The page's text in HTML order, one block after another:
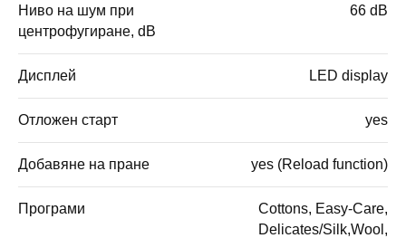
Ниво на шум при
центрофугиране, dB
66 dB
Дисплей LED display
Отложен старт yes
Добавяне на пране yes (Reload function)
Програми
Cottons, Easy-Care,
Delicates/Silk,Wool,